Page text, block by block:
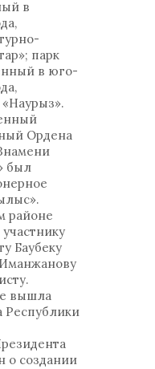
в
парк
в юго-
Ордена
был
районе
Баубеку
вышла
Республики
о создании